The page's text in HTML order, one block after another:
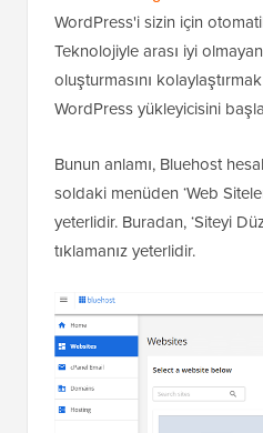
WordPress'i sizin için
Teknolojiyle arası iyi
oluşturmasını
WordPress yükleyicisini
Bunun anlamı, Bluehost
soldaki menüden ‘Web
yeterlidir. Buradan, ‘Siteyi
tıklamanız yeterlidir.